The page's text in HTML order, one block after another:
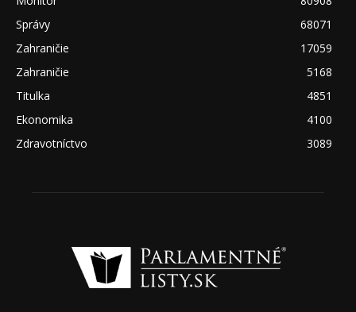
Správy
68071
Zahraničie
17059
Zahraničie
5168
Titulka
4851
Ekonomika
4100
Zdravotníctvo
3089